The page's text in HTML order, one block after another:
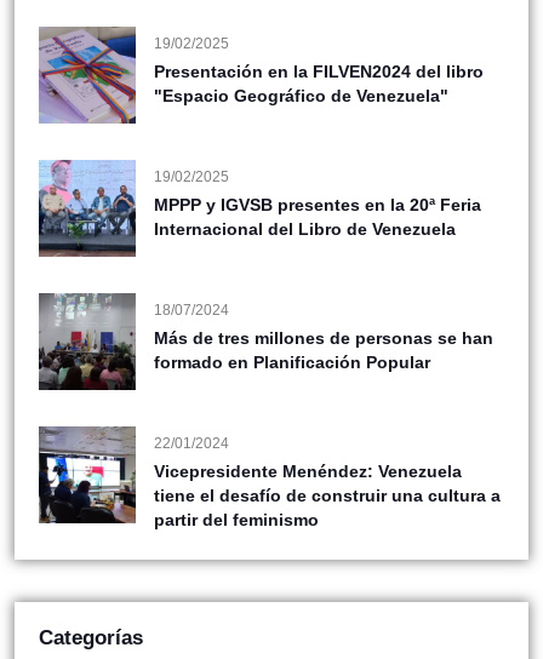
19/02/2025
Presentación en la FILVEN2024 del libro
"Espacio Geográfico de Venezuela"
19/02/2025
MPPP y IGVSB presentes en la 20ª Feria
Internacional del Libro de Venezuela
18/07/2024
Más de tres millones de personas se han
formado en Planificación Popular
22/01/2024
Vicepresidente Menéndez: Venezuela
tiene el desafío de construir una cultura a
partir del feminismo
Categorías